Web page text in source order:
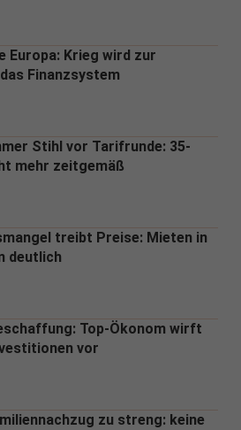
Europa: Krieg wird zur
Finanzsystem
Stihl vor Tarifrunde: 35-
mehr zeitgemäß
treibt Preise: Mieten in
deutlich
Top-Ökonom wirft
vor
zu streng: keine